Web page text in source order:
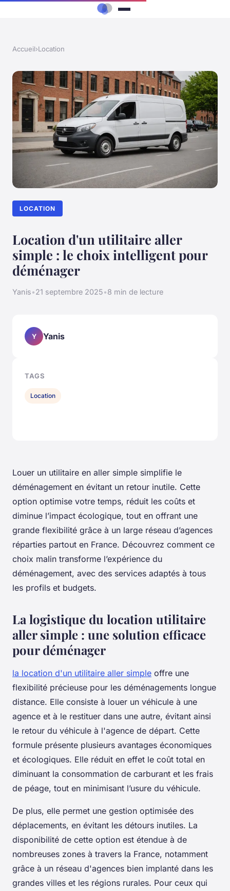
Accueil›Location
LOCATION
Location d'un utilitaire aller
simple : le choix intelligent pour
déménager
Yanis•21 septembre 2025•8 min de lecture
Louer un utilitaire en aller simple simplifie le
déménagement en évitant un retour inutile. Cette
option optimise votre temps, réduit les coûts et
diminue l’impact écologique, tout en offrant une
grande flexibilité grâce à un large réseau d’agences
réparties partout en France. Découvrez comment ce
choix malin transforme l’expérience du
déménagement, avec des services adaptés à tous
les profils et budgets.
La logistique du location utilitaire
aller simple : une solution efficace
pour déménager
la location d'un utilitaire aller simple offre une
flexibilité précieuse pour les déménagements longue
distance. Elle consiste à louer un véhicule à une
agence et à le restituer dans une autre, évitant ainsi
le retour du véhicule à l'agence de départ. Cette
formule présente plusieurs avantages économiques
et écologiques. Elle réduit en effet le coût total en
diminuant la consommation de carburant et les frais
de péage, tout en minimisant l’usure du véhicule.
De plus, elle permet une gestion optimisée des
déplacements, en évitant les détours inutiles. La
disponibilité de cette option est étendue à de
nombreuses zones à travers la France, notamment
grâce à un réseau d'agences bien implanté dans les
grandes villes et les régions rurales. Pour ceux qui
Y Yanis
TAGS
Location